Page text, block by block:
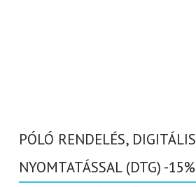
PÓLÓ RENDELÉS, DIGITÁLIS
NYOMTATÁSSAL (DTG) -15%